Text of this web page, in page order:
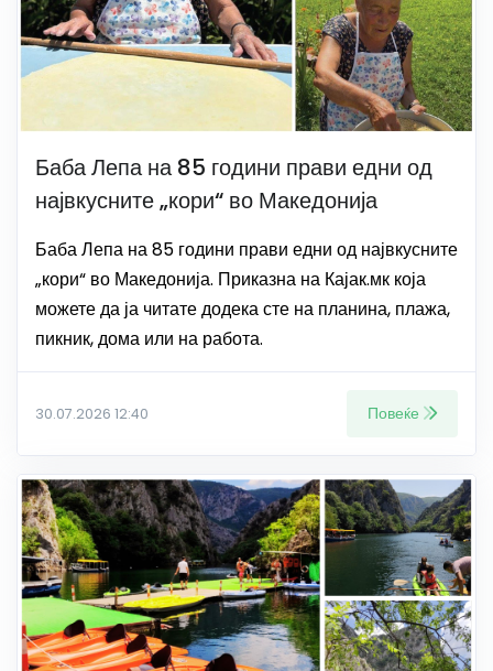
Баба Лепа на 85 години прави едни од
највкусните „кори“ во Македонија
Баба Лепа на 85 години прави едни од највкусните
„кори“ во Македонија. Приказна на Кајак.мк која
можете да ја читате додека сте на планина, плажа,
пикник, дома или на работа.
30.07.2026 12:40 Повеќе